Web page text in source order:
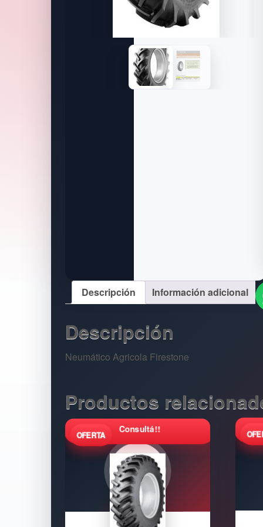
Descripción Información adicional
Descripción
Neumático Agricola Firestone
Productos
Consultá!!